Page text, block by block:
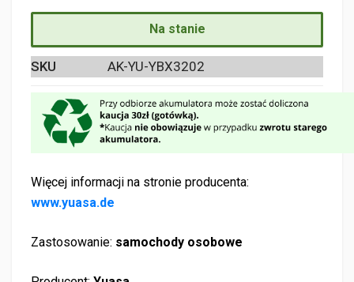
Na stanie
SKU AK-YU-YBX3202
Więcej informacji na stronie producenta:
www.yuasa.de
Zastosowanie: samochody osobowe